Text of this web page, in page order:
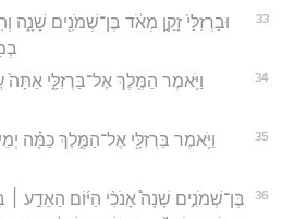
33
וּבַרְזִלַּי֙ זָקֵ֣ן מְאֹ֔ד בֶּן־שְׁמֹנִ֖ים שָׁנָ֑ה
34
וַיֹּ֥אמֶר הַמֶּ֖לֶךְ אֶל־בַּרְזִלָּ֑י אַתָּה֙
35
וַיֹּ֥אמֶר בַּרְזִלַּ֖י אֶל־הַמֶּ֑לֶךְ כַּמָּ֗ה
36
בֶּן־שְׁמֹנִ֣ים שָׁנָה֩ אָנֹכִ֨י הַיּ֜וֹם הַאֵדַ֣ע ׀